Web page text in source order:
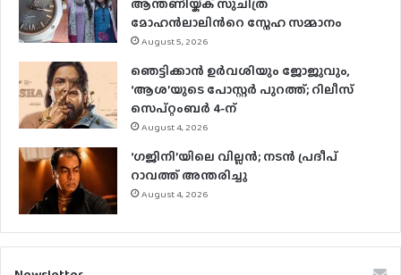
മോഹൻലാലിൻറെ സ്നേഹ സമ്മാനം
August 5, 2026
ഞെട്ടിക്കാൻ ഉർവശിയും ജോജുവും,
‘ആശ’യുടെ പോസ്റ്റർ പുറത്ത്; റിലീസ്
സെപ്റ്റംബർ 4-ന്
August 4, 2026
‘ഗജിനി’യിലെ വില്ലൻ; നടൻ പ്രദീപ്
റാവത്ത് അന്തരിച്ചു
August 4, 2026